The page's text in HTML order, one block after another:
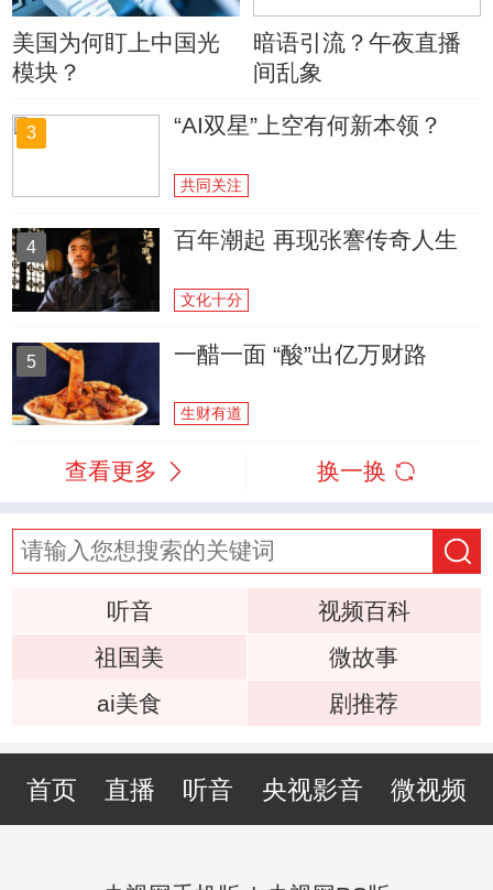
美国为何盯上中国光
模块？
暗语引流？午夜直播
间乱象
3 “AI双星”上空有何新本领？
共同关注
4 百年潮起 再现张謇传奇人生
文化十分
5 一醋一面 “酸”出亿万财路
生财有道
查看更多 换一换
听音
视频百科
祖国美
微故事
ai美食
剧推荐
首页 直播 听音 央视影音 微视频